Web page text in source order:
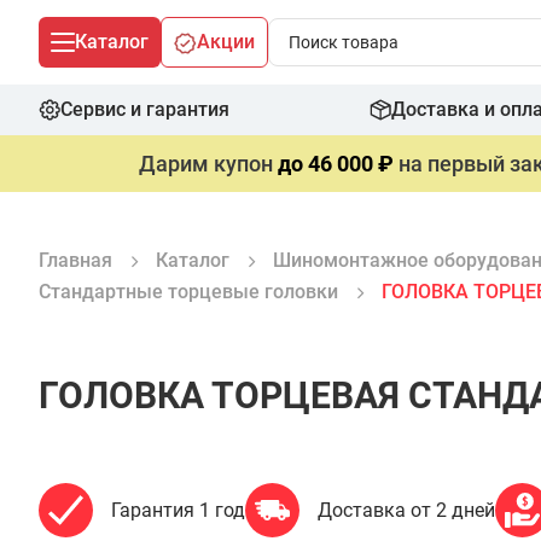
Каталог Акции
Сервис и гарантия Доставка и
Дарим купондо 46 000 ₽ на первый
Главная Каталог Шиномонтажное
Стандартные торцевые головки
ГОЛОВКА
ГОЛОВКА ТОРЦЕВАЯ
Гарантия 1 год Доставка от 2 дней